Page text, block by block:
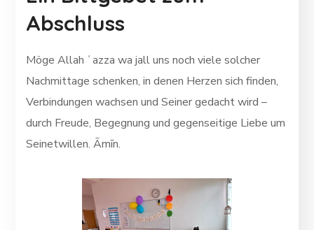
Abschluss
Möge Allah ʿazza wa jall uns noch viele solcher
Nachmittage schenken, in denen Herzen sich finden,
Verbindungen wachsen und Seiner gedacht wird –
durch Freude, Begegnung und gegenseitige Liebe um
Seinetwillen. Āmīn.